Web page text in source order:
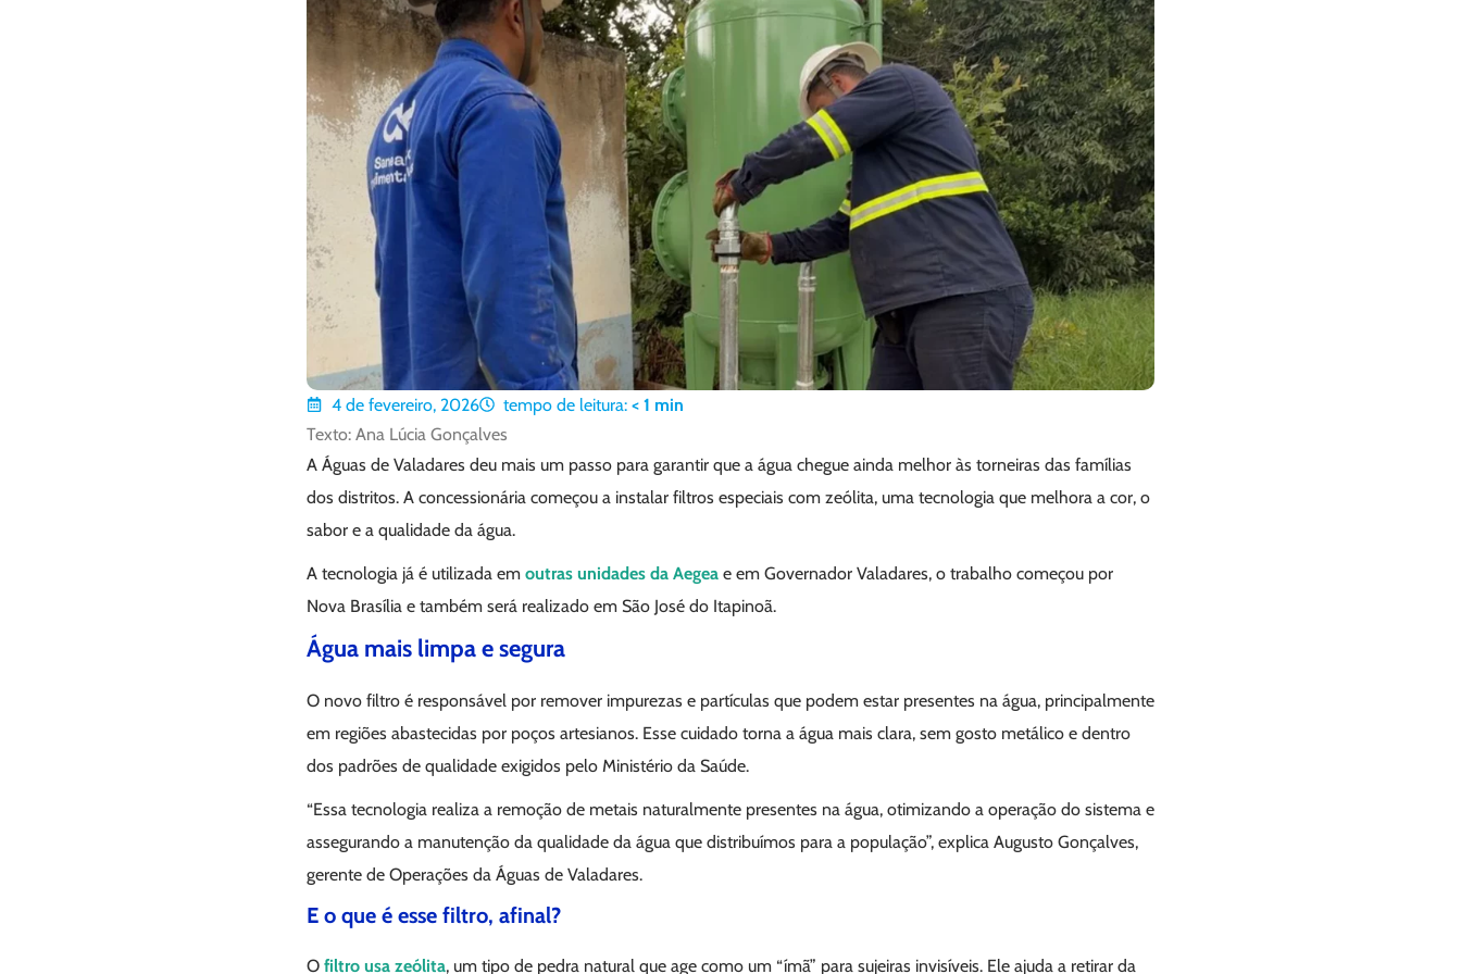
4 de fevereiro, 2026 tempo de leitura: < 1 min
Texto: Ana Lúcia Gonçalves
A Águas de Valadares deu mais um passo para garantir que a água chegue ainda melhor às torneiras das famílias
dos distritos. A concessionária começou a instalar filtros especiais com zeólita, uma tecnologia que melhora a cor, o
sabor e a qualidade da água.
A tecnologia já é utilizada em outras unidades da Aegea e em Governador Valadares, o trabalho começou por
Nova Brasília e também será realizado em São José do Itapinoã.
Água mais limpa e segura
O novo filtro é responsável por remover impurezas e partículas que podem estar presentes na água, principalmente
em regiões abastecidas por poços artesianos. Esse cuidado torna a água mais clara, sem gosto metálico e dentro
dos padrões de qualidade exigidos pelo Ministério da Saúde.
“Essa tecnologia realiza a remoção de metais naturalmente presentes na água, otimizando a operação do sistema e
assegurando a manutenção da qualidade da água que distribuímos para a população”, explica Augusto Gonçalves,
gerente de Operações da Águas de Valadares.
E o que é esse filtro, afinal?
O filtro usa zeólita, um tipo de pedra natural que age como um “ímã” para sujeiras invisíveis. Ele ajuda a retirar da